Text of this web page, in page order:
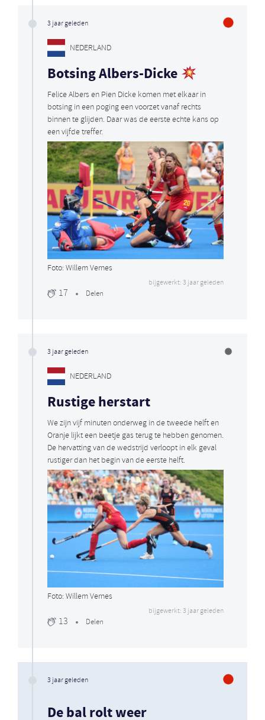
3 jaar geleden
NEDERLAND
Botsing Albers-Dicke
Felice Albers en Pien Dicke komen met elkaar in
botsing in een poging een voorzet vanaf rechts
binnen te glijden. Daar was de eerste echte kans op
een vijfde treffer.
Foto: Willem Vernes
bijgewerkt: 3 jaar geleden
17 Delen
3 jaar geleden
NEDERLAND
Rustige herstart
We zijn vijf minuten onderweg in de tweede helft en
Oranje lijkt een beetje gas terug te hebben genomen.
De hervatting van de wedstrijd verloopt in elk geval
rustiger dan het begin van de eerste helft.
Foto: Willem Vernes
bijgewerkt: 3 jaar geleden
13 Delen
3 jaar geleden
De bal rolt weer